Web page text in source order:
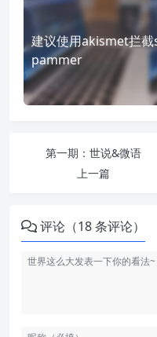
建议使用akismet拦截
pammer
第一期：世说&微语
上一篇
评论（18 条评论）